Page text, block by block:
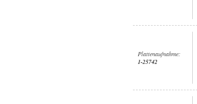
Plattenaufnahme:
1-25742